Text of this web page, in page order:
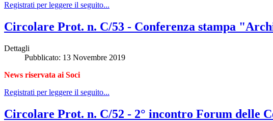
Registrati per leggere il seguito...
Circolare Prot. n. C/53 - Conferenza stampa
Dettagli
Pubblicato: 13 Novembre 2019
News riservata ai Soci
Registrati per leggere il seguito...
Circolare Prot. n. C/52 - 2° incontro Forum delle